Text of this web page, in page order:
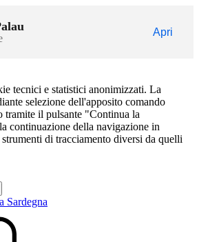
Apri
tecnici e statistici anonimizzati. La
selezione dell'apposito comando
tramite il pulsante "Continua la
continuazione della navigazione in
di tracciamento diversi da quelli
Sardegna